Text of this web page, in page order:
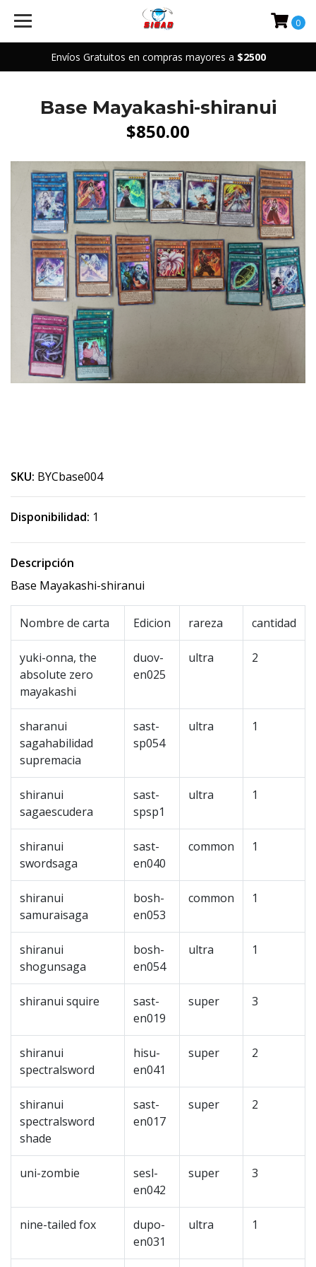
Envíos Gratuitos en compras mayores a $2500
0
Base Mayakashi-shiranui
$850.00
SKU: BYCbase004
Disponibilidad: 1
Descripción
Base Mayakashi-shiranui
Nombre de carta Edicion rareza cantidad
yuki-onna, the
absolute zero
mayakashi
duov-
en025
ultra 2
sharanui
sagahabilidad
supremacia
sast-
sp054
ultra 1
shiranui
sagaescudera
sast-
spsp1
ultra 1
shiranui
swordsaga
sast-
en040
common 1
shiranui
samuraisaga
bosh-
en053
common 1
shiranui
shogunsaga
bosh-
en054
ultra 1
shiranui squire
sast-
en019
super 3
shiranui
spectralsword
hisu-
en041
super 2
shiranui
spectralsword
shade
sast-
en017
super 2
uni-zombie
sesl-
en042
super 3
nine-tailed fox
dupo-
en031
ultra 1